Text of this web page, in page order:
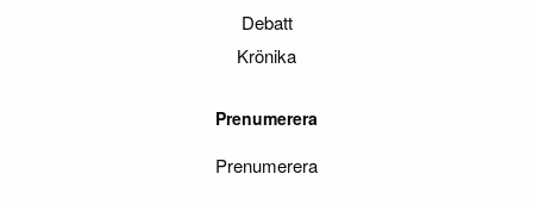
Debatt
Krönika
Prenumerera
Prenumerera